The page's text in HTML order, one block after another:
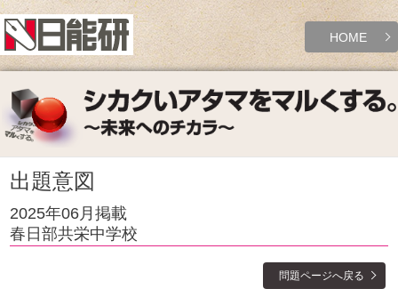
HOME
出題意図
2025年06月掲載
春日部共栄中学校
問題ページへ戻る